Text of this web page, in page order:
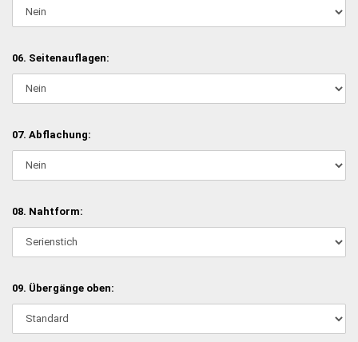
06. Seitenauflagen:
07. Abflachung:
08. Nahtform:
09. Übergänge oben: